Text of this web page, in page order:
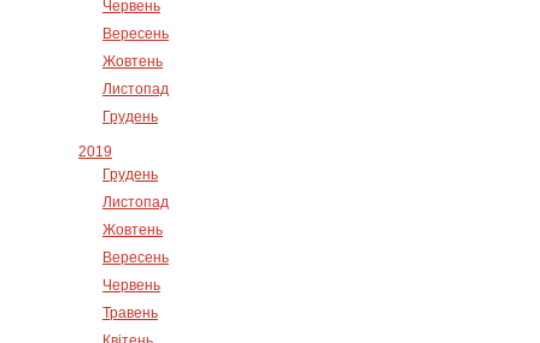
Червень
Вересень
Жовтень
Листопад
Грудень
2019
Грудень
Листопад
Жовтень
Вересень
Червень
Травень